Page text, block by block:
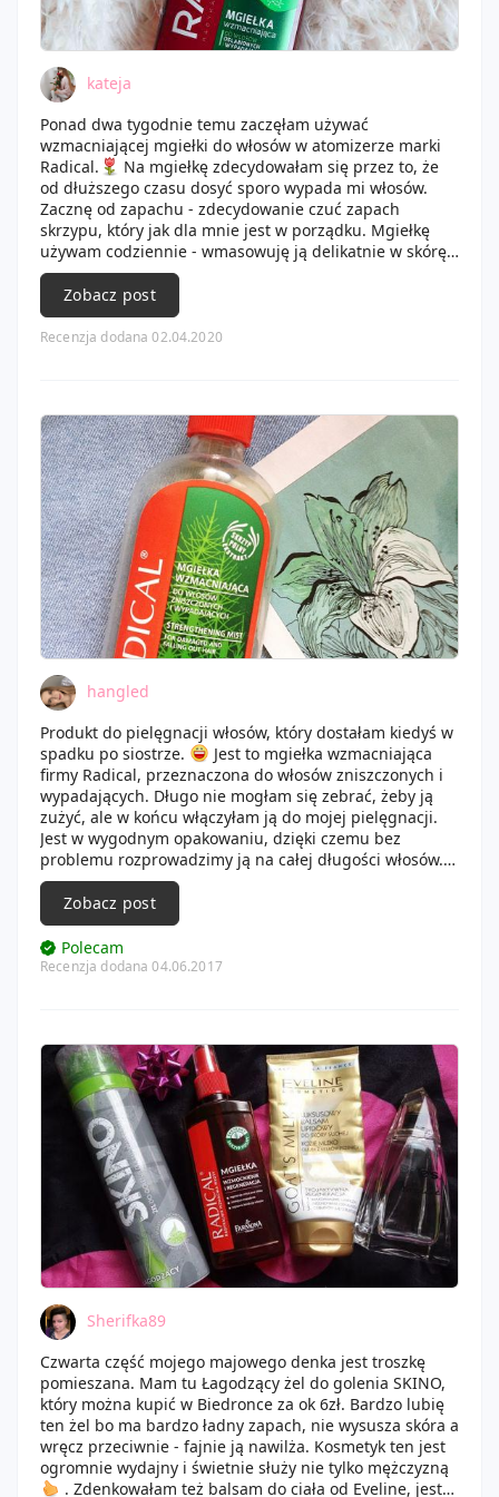
kateja
Ponad dwa tygodnie temu zaczęłam używać
wzmacniającej mgiełki do włosów w atomizerze marki
Radical.
Na mgiełkę zdecydowałam się przez to, że
od dłuższego czasu dosyć sporo wypada mi włosów.
Zacznę od zapachu - zdecydowanie czuć zapach
skrzypu, który jak dla mnie jest w porządku. Mgiełkę
używam codziennie - wmasowuję ją delikatnie w skórę
głowy i zostawiam na kilka godzin, następnie myję
włosy. Na początku stosowania włosy wypadały mi
normalnie jak wcześniej, nawet myślałam, że mgiełka
wcale mi nie pomaga, ale dałam jej szanse i używałam
odżywione i mocniejsze.
Zobacz post
Recenzja dodana 02.04.2020
hangled
Produkt do pielęgnacji włosów, który dostałam kiedyś w
spadku po siostrze.
Jest to mgiełka wzmacniająca
firmy Radical, przeznaczona do włosów zniszczonych i
wypadających. Długo nie mogłam się zebrać, żeby ją
zużyć, ale w końcu włączyłam ją do mojej pielęgnacji.
Jest w wygodnym opakowaniu, dzięki czemu bez
problemu rozprowadzimy ją na całej długości włosów.
Zapach jest typowo ziołowy, ale nie utrzymuje się on
długo. Szczerze mówiąc, nie zauważyłam jakiegoś
ogromnego wypływu na stan moich włosów, nie wydaje
mi się aby były mocniejsze czy przestały wypadać. Pod
tym względem produkt raczej się nie sprawdza. Za to
produkt do dna. A jeżeli przy okazji moje włosy staną
się odrobinę, mocniejsze, to tym lepiej.
Zobacz post
Polecam
Recenzja dodana 04.06.2017
Sherifka89
Czwarta część mojego majowego denka jest troszkę
pomieszana. Mam tu Łagodzący żel do golenia SKINO,
który można kupić w Biedronce za ok 6zł. Bardzo lubię
ten żel bo ma bardzo ładny zapach, nie wysusza skóra a
wręcz przeciwnie - fajnie ją nawilża. Kosmetyk ten jest
ogromnie wydajny i świetnie służy nie tylko mężczyzną
. Zdenkowałam też balsam do ciała od Eveline, jest